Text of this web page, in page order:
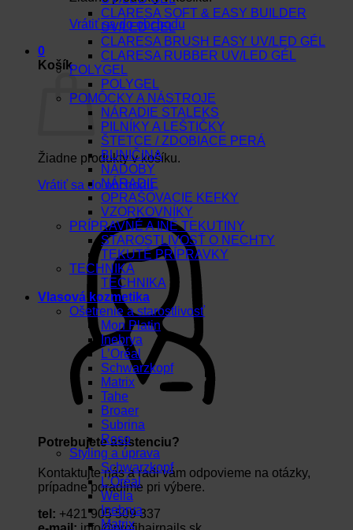
Vrátiť sa do obchodu
0
Košík
Žiadne produkty v košíku.
Vrátiť sa do obchodu
Potrebujete asistenciu?
Kontaktujte nás a radi vám odpovieme na otázky,
prípadne poradíme pri výbere.
tel: +421 905 509 337
CLARESA SOFT & EASY BUILDER
UV/LED GEL
CLARESA BRUSH EASY UV/LED GÉL
CLARESA RUBBER UV/LED GÉL
POLYGEL
POLYGEL
POMÔCKY A NÁSTROJE
NÁRADIE STALEKS
PILNÍKY A LEŠTIČKY
ŠTETCE / ZDOBIACE PERÁ
BUNIČINA
NÁDOBY
NÁRADIE
OPRAŠOVACIE KEFKY
VZORKOVNÍKY
PRÍPRAVNÉ A INÉ TEKUTINY
STAROSTLIVOSŤ O NECHTY
TEKUTÉ PRÍPRAVKY
TECHNIKA
TECHNIKA
Vlasová kozmetika
Ošetrenie a starostlivosť
Mon Platin
Inebrya
L’Oréal
Schwarzkopf
Matrix
Tahe
Broaer
Subrina
Roso
Styling a úprava
Schwarzkopf
L’Oréal
Wella
Inebrya
Matrix